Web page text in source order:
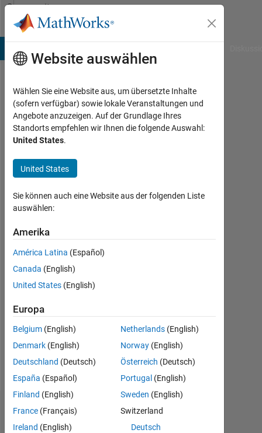
Weiter zum Inhalt
Community
Profile
Micah
Audrey
Last
mehr
als 2
Jahre
Aktiv
seit
2024
0
Following:
0
Follow
Abzeichen
Website auswählen
Wählen Sie eine Website aus, um übersetzte Inhalte
(sofern verfügbar) sowie lokale Veranstaltungen und
Angebote anzuzeigen. Auf der Grundlage Ihres
Standorts empfehlen wir Ihnen die folgende Auswahl:
United States.
United States
Sie können auch eine Website aus der folgenden Liste
auswählen:
Amerika
América Latina (Español)
Canada (English)
United States (English)
Europa
Belgium (English)
Denmark (English)
Deutschland (Deutsch)
España (Español)
Finland (English)
France (Français)
Ireland (English)
Netherlands (English)
Norway (English)
Österreich (Deutsch)
Portugal (English)
Sweden (English)
Switzerland
Deutsch